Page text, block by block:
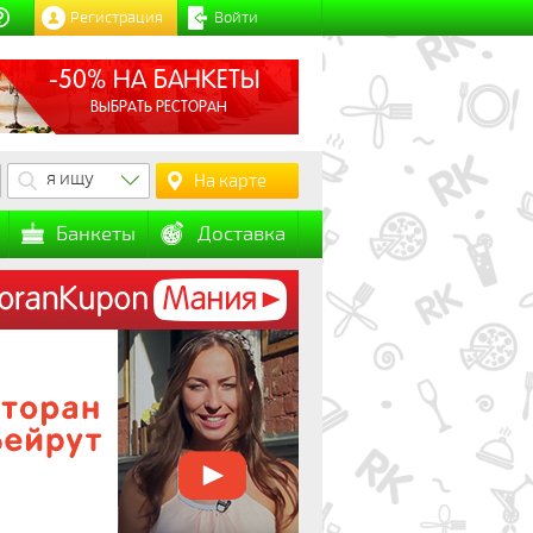
Войти
Регистрация
-50% НА БАНКЕТЫ
ВЫБРАТЬ РЕСТОРАН
я ищу На карте
Банкеты Доставка